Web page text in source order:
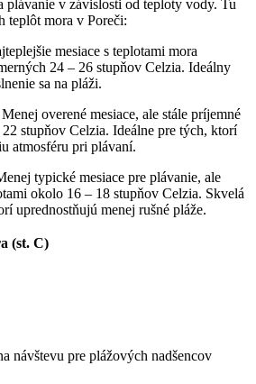
plávanie v závislosti od teploty vody. Tu
teplôt mora v Poreči:
mesiace s teplotami mora
24 – 26 stupňov Celzia. Ideálny
sa na pláži.
Menej overené mesiace, ale stále príjemné
stupňov Celzia. Ideálne pre tých, ktorí
atmosféru pri plávaní.
typické mesiace pre plávanie, ale
okolo 16 – 18 stupňov Celzia. Skvelá
uprednostňujú menej rušné pláže.
(st. C)